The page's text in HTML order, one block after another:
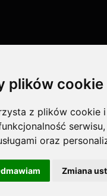
plików cookie
z plików cookie
serwisu
oraz
Zmiana
OFERTA PRODUKTY